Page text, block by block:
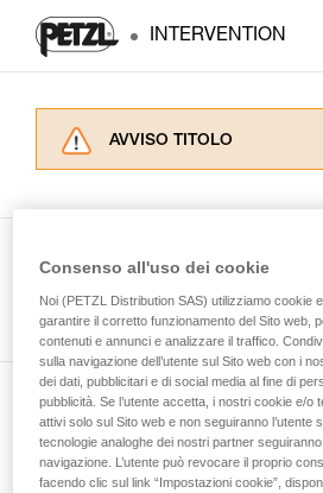
INTERVENTION
AVVISO TITOLO
La padronanza di queste
formazione ed un
Verificate con un
capacità di rifare la
sicurezza, prima di
Forniamo esempi di
attività. Ne possono
vengono qui descritte.
Guarda tutti i consigli
Iscriviti alla newsletter
e rimani connesso alle nostre novità
Consenso all'uso dei cookie
Noi (PETZL Distribution SAS) utilizziamo cookie
garantire il corretto funzionamento del Sito web,
contenuti e annunci e analizzare il traffico.
sulla navigazione dell’utente sul Sito web con i
dei dati, pubblicitari e di social media al fine di
pubblicità. Se l’utente accetta, i nostri cookie e/o
attivi solo sul Sito web e non seguiranno l’utente
tecnologie analoghe dei nostri partner seguiranno
navigazione. L’utente può revocare il proprio
facendo clic sul link “Impostazioni cookie”,